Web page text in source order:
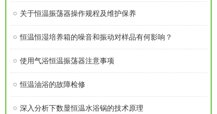
关于恒温振荡器操作规程及维护保养
恒温恒湿培养箱的噪音和振动对样品有何影响？
使用气浴恒温振荡器注意事项
恒温油浴的故障检修
深入分析下数显恒温水浴锅的技术原理